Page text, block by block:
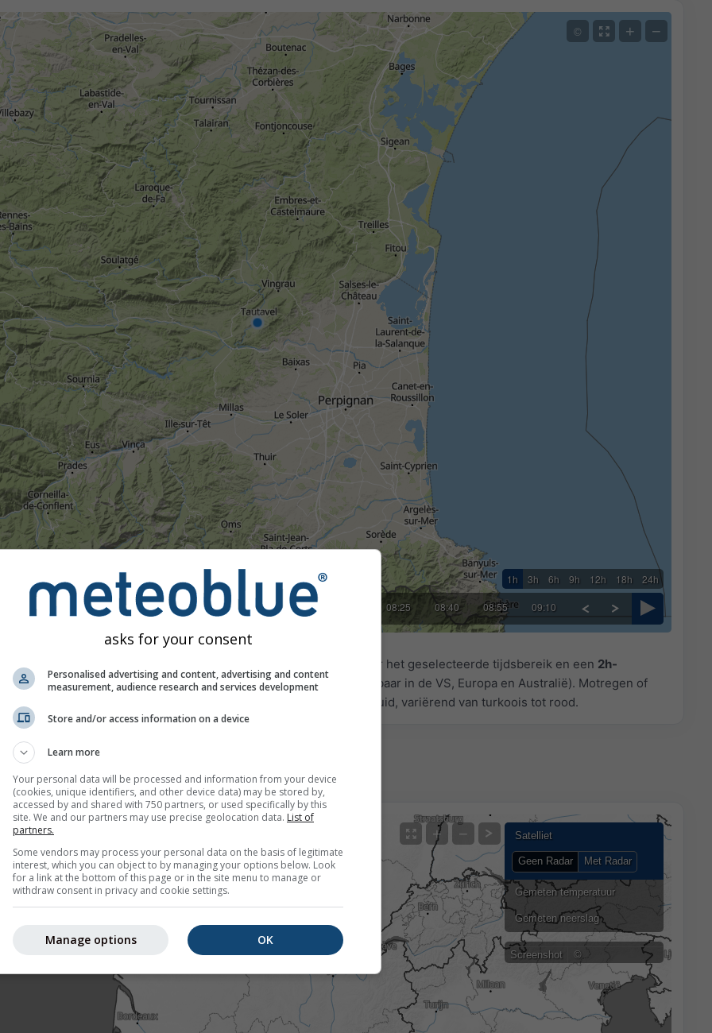
1h 3h 6h 9h 12h 18h 24h
06:55 07:10 07:25 07:40 07:55 08:25 08:40 08:55 09:10
© + −
Hevig Zeer hevig
op 42.81°N 2.74°O. Deze animatie toont de voor het geselecteerde tijdsbereik en een 2h-
geven bliksem aan. Gegevens geleverd doornowcast.de(beschikbaar in de VS, Europa en Australië). Motregen of
radar onzichtbaar zijn.
is met kleuren aangeduid, variërend van turkoois tot rood.
Screenshot ©
Satelliet
Geen Radar Met Radar
Gemeten temperatuur
Gemeten neerslag
+ −
asks for your consent
Personalised advertising and content, advertising and content
measurement, audience research and services development
Store and/or access information on a device
Learn more
Your personal data will be processed and information from your device
(cookies, unique identifiers, and other device data) may be stored by,
accessed by and shared with 750 partners, or used specifically by this
site. We and our partners may use precise geolocation data. List of
partners.
Some vendors may process your personal data on the basis of legitimate
interest, which you can object to by managing your options below. Look
for a link at the bottom of this page or in the site menu to manage or
withdraw consent in privacy and cookie settings.
OK
Manage options